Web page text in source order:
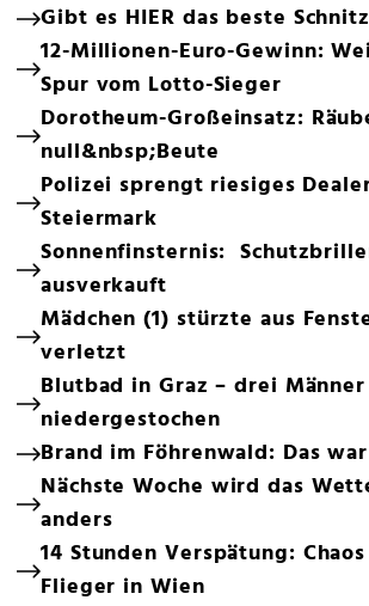
Gibt es HIER das beste
12-Millionen-Euro-Gewinn:
Spur vom Lotto-Sieger
Dorotheum-Großeinsatz:
null&nbsp;Beute
Polizei sprengt riesiges
Steiermark
Sonnenfinsternis:
ausverkauft
Mädchen (1) stürzte aus
verletzt
Blutbad in Graz – drei Männer
niedergestochen
Brand im Föhrenwald: Das
Nächste Woche wird das
anders
14 Stunden Verspätung:
Flieger in Wien